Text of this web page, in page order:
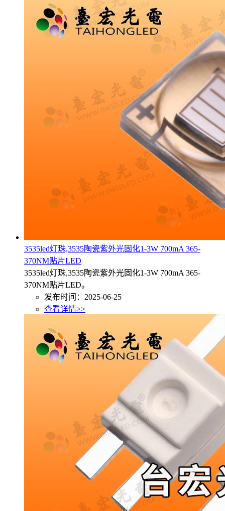
3535led灯珠,3535陶瓷紫外光固化1-3W 700mA 365-
370NM贴片LED
3535led灯珠,3535陶瓷紫外光固化1-3W 700mA 365-
370NM贴片LED。
发布时间：2025-06-25
查看详情>>